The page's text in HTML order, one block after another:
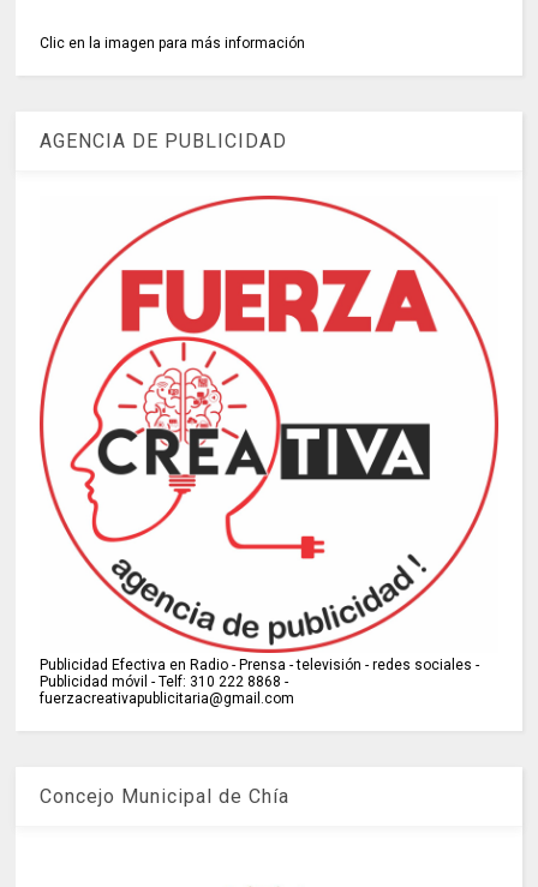
Clic en la imagen para más información
AGENCIA DE PUBLICIDAD
Publicidad Efectiva en Radio - Prensa - televisión - redes sociales -
Publicidad móvil - Telf: 310 222 8868 -
fuerzacreativapublicitaria@gmail.com
Concejo Municipal de Chía